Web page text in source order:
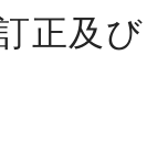
正及び